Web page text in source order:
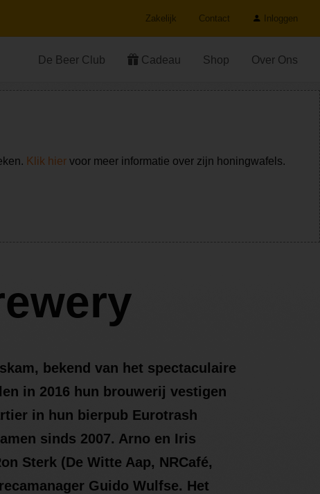
Zakelijk Contact Inloggen
De Beer Club Cadeau Shop Over Ons
bekend van het spectaculaire
in 2016 hun brouwerij vestigen
in hun bierpub Eurotrash
sinds 2007. Arno en Iris
Sterk (De Witte Aap, NRCafé,
Guido Wulfse. Het
Klik hier voor meer informatie over zijn honingwafels.